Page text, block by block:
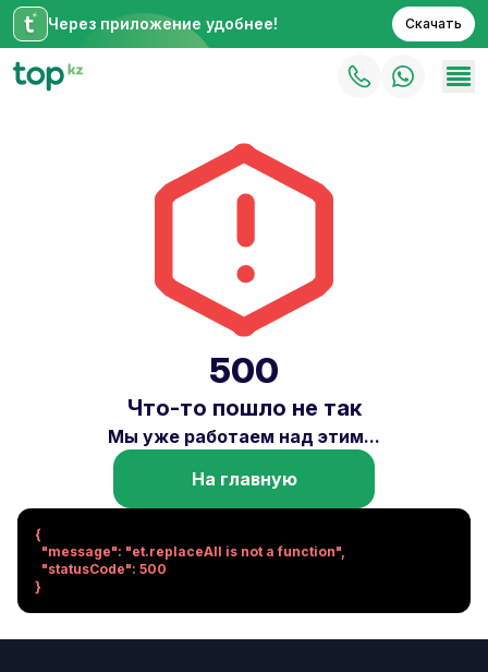
Через приложение удобнее! Скачать
500
Что-то пошло не так
Мы уже работаем над этим...
На главную
{
}